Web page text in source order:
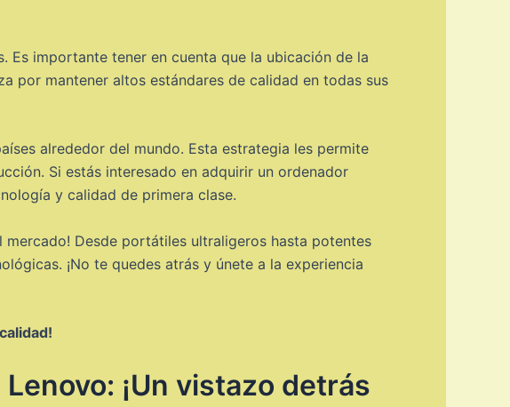
Es importante tener en cuenta que la ubicación de la
por mantener altos estándares de calidad en todas sus
alrededor del mundo. Esta estrategia les permite
Si estás interesado en adquirir un ordenador
y calidad de primera clase.
mercado! Desde portátiles ultraligeros hasta potentes
¡No te quedes atrás y únete a la experiencia
¡Un vistazo detrás